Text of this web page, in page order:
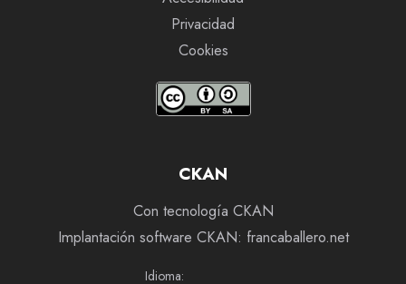
Privacidad
Cookies
CKAN
Con tecnología CKAN
Implantación software CKAN: francaballero.net
Idioma